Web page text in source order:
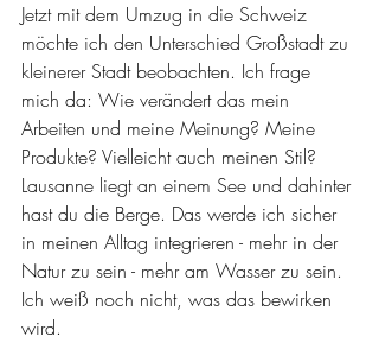
Jetzt mit dem Umzug in die Schweiz
möchte ich den Unterschied Großstadt zu
kleinerer Stadt beobachten. Ich frage
mich da: Wie verändert das mein
Arbeiten und meine Meinung? Meine
Produkte? Vielleicht auch meinen Stil?
Lausanne liegt an einem See und dahinter
hast du die Berge. Das werde ich sicher
in meinen Alltag integrieren - mehr in der
Natur zu sein - mehr am Wasser zu sein.
Ich weiß noch nicht, was das bewirken
wird.